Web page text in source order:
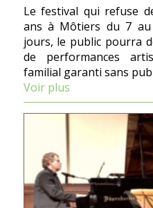
Le festival qui refuse
ans à Môtiers du 7
jours, le public pourra
de performances
familial garanti sans
Voir plus